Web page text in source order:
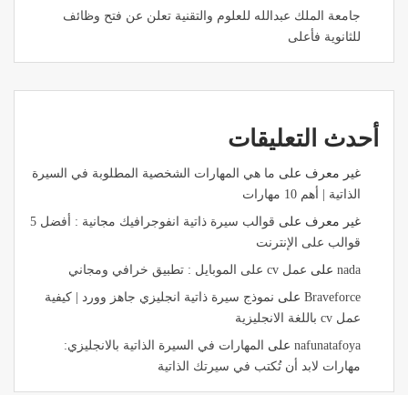
جامعة الملك عبدالله للعلوم والتقنية تعلن عن فتح وظائف
للثانوية فأعلى
أحدث التعليقات
غير معرف على ما هي المهارات الشخصية المطلوبة في السيرة
الذاتية | أهم 10 مهارات
غير معرف على
قوالب سيرة ذاتية انفوجرافيك مجانية : أفضل 5
قوالب على الإنترنت
nada على عمل cv على الموبايل : تطبيق خرافي ومجاني
Braveforce على نموذج سيرة ذاتية انجليزي جاهز وورد | كيفية
عمل cv باللغة الانجليزية
nafunatafoya على
المهارات في السيرة الذاتية بالانجليزي:
مهارات لابد أن تُكتب في سيرتك الذاتية